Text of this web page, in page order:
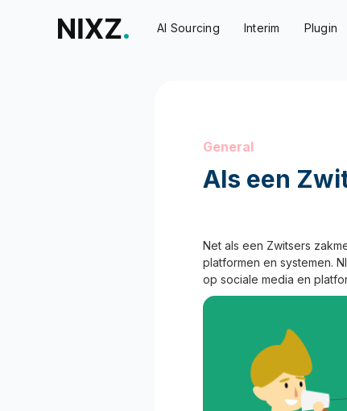
AI Sourcing Interim Plugin
General
Als een
Net als een Zwitsers
platformen en systemen.
op sociale media en